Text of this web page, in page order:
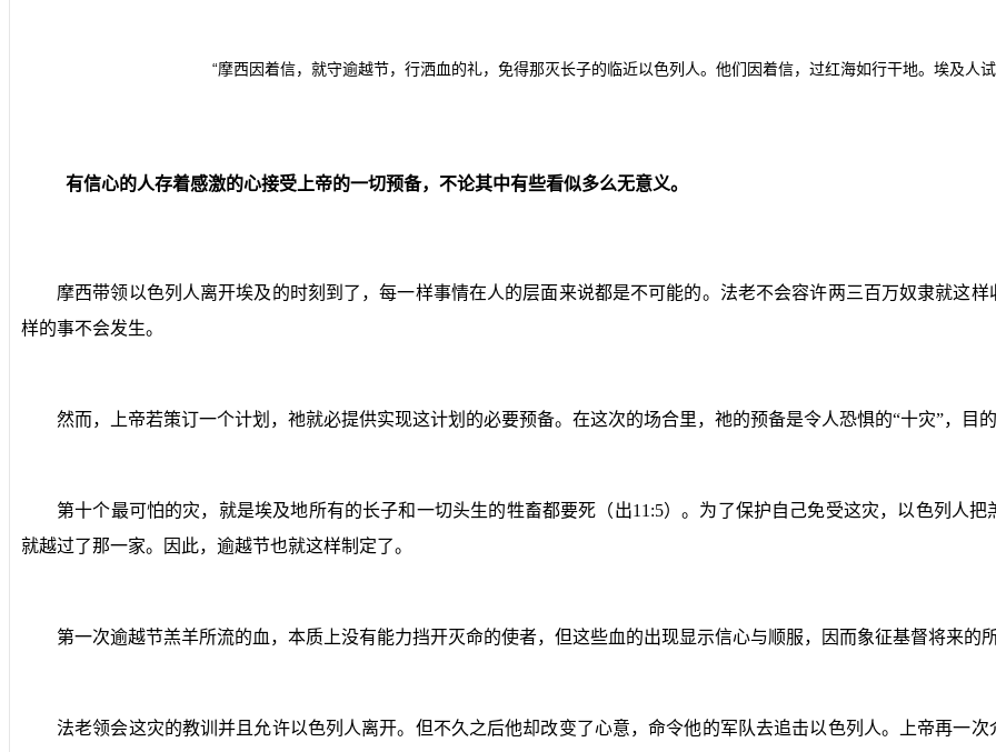
“摩西因着信，就守逾越节，行洒血的礼，免得那灭长子的临近以色列人。他们因着信，过红海如行干地。埃及人
有信心的人存着感激的心接受上帝的一切预备，不论其中有些看似多么无意义。
摩西带领以色列人离开埃及的时刻到了，每一样事情在人的层面来说都是不可能的。法老不会容许两三百万奴隶就这
样的事不会发生。
然而，上帝若策订一个计划，祂就必提供实现这计划的必要预备。在这次的场合里，祂的预备是令人恐惧的“十灾”，目
第十个最可怕的灾，就是埃及地所有的长子和一切头生的牲畜都要死（出11:5）。为了保护自己免受这灾，以色列人
就越过了那一家。因此，逾越节也就这样制定了。
第一次逾越节羔羊所流的血，本质上没有能力挡开灭命的使者，但这些血的出现显示信心与顺服，因而象征基督将来的
法老领会这灾的教训并且允许以色列人离开。但不久之后他却改变了心意，命令他的军队去追击以色列人。上帝再一